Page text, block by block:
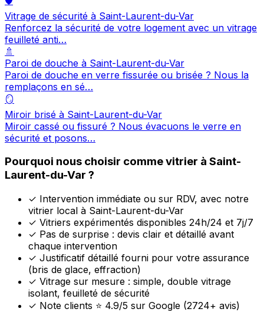
Vitrage de sécurité à Saint-Laurent-du-Var
Renforcez la sécurité de votre logement avec un vitrage
feuilleté anti…
🚿
Paroi de douche à Saint-Laurent-du-Var
Paroi de douche en verre fissurée ou brisée ? Nous la
remplaçons en sé…
🪞
Miroir brisé à Saint-Laurent-du-Var
Miroir cassé ou fissuré ? Nous évacuons le verre en
sécurité et posons…
Pourquoi nous choisir comme vitrier à Saint-
Laurent-du-Var ?
✓ Intervention immédiate ou sur RDV, avec notre
vitrier local à Saint-Laurent-du-Var
✓ Vitriers expérimentés disponibles 24h/24 et 7j/7
✓ Pas de surprise : devis clair et détaillé avant
chaque intervention
✓ Justificatif détaillé fourni pour votre assurance
(bris de glace, effraction)
✓ Vitrage sur mesure : simple, double vitrage
isolant, feuilleté de sécurité
✓ Note clients ⭐ 4.9/5 sur Google (2724+ avis)